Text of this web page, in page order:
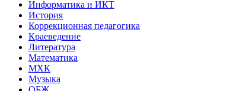
Информатика и ИКТ
История
Коррекционная педагогика
Краеведение
Литература
Математика
МХК
Музыка